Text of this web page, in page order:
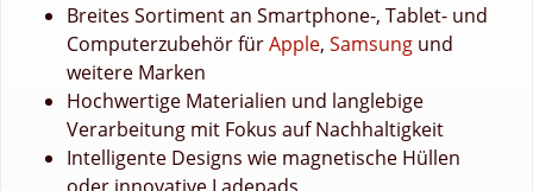
Breites Sortiment an Smartphone-, Tablet- und
Computerzubehör fürApple, Samsung und
weitere Marken
Hochwertige Materialien und langlebige
Verarbeitung mit Fokus auf Nachhaltigkeit
Intelligente Designs wie magnetische Hüllen